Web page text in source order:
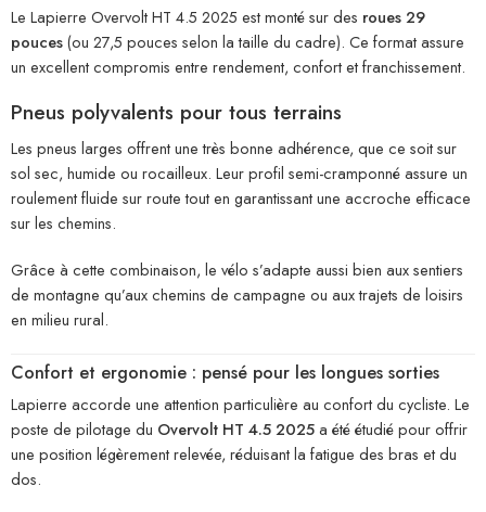
Le Lapierre Overvolt HT 4.5 2025 est monté sur des roues 29
pouces(ou 27,5 pouces selon la taille du cadre). Ce format assure
un excellent compromis entre rendement, confort et franchissement.
Pneus polyvalents pour tous terrains
Les pneus larges offrent une très bonne adhérence, que ce soit sur
sol sec, humide ou rocailleux. Leur profil semi-cramponné assure un
roulement fluide sur route tout en garantissant une accroche efficace
sur les chemins.
Grâce à cette combinaison, le vélo s’adapte aussi bien aux sentiers
de montagne qu’aux chemins de campagne ou aux trajets de loisirs
en milieu rural.
Confort et ergonomie : pensé pour les longues sorties
Lapierre accorde une attention particulière au confort du cycliste. Le
poste de pilotage du Overvolt HT 4.5 2025a été étudié pour offrir
une position légèrement relevée, réduisant la fatigue des bras et du
dos.